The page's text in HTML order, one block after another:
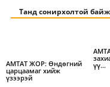
Танд сонирхолтой
АМТАТ ЖОР: Өндөгний
царцаамаг хийж
үзээрэй
үү…